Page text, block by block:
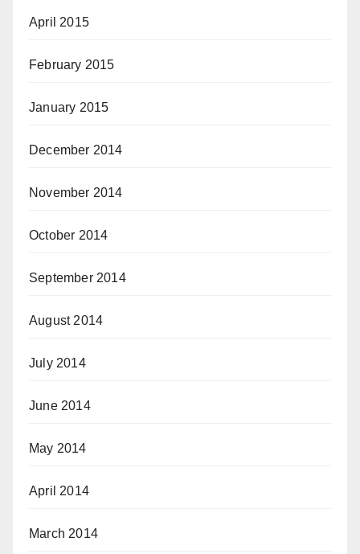
April 2015
February 2015
January 2015
December 2014
November 2014
October 2014
September 2014
August 2014
July 2014
June 2014
May 2014
April 2014
March 2014